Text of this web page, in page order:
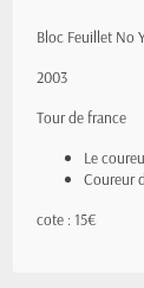
Bloc Feuillet No
2003
Tour de france
Le
Coureur
cote : 15€